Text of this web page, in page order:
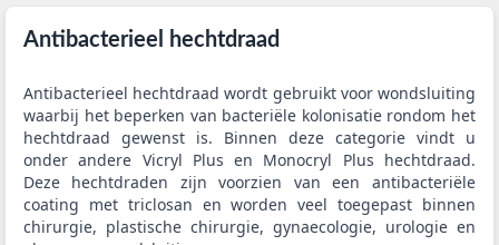
Antibacterieel hechtdraad
Antibacterieel hechtdraad wordt gebruikt voor wondsluiting
waarbij het beperken van bacteriële kolonisatie rondom het
hechtdraad gewenst is. Binnen deze categorie vindt u
onder andere Vicryl Plus en Monocryl Plus hechtdraad.
Deze hechtdraden zijn voorzien van een antibacteriële
coating met triclosan en worden veel toegepast binnen
chirurgie, plastische chirurgie, gynaecologie, urologie en